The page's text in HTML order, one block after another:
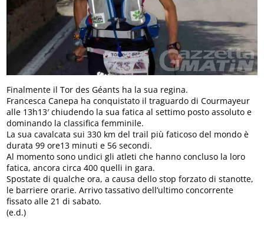
Finalmente il Tor des Géants ha la sua regina.
Francesca Canepa ha conquistato il traguardo di Courmayeur
alle 13h13′ chiudendo la sua fatica al settimo posto assoluto e
dominando la classifica femminile.
La sua cavalcata sui 330 km del trail più faticoso del mondo è
durata 99 ore13 minuti e 56 secondi.
Al momento sono undici gli atleti che hanno concluso la loro
fatica, ancora circa 400 quelli in gara.
Spostate di qualche ora, a causa dello stop forzato di stanotte,
le barriere orarie. Arrivo tassativo dell’ultimo concorrente
fissato alle 21 di sabato.
(e.d.)